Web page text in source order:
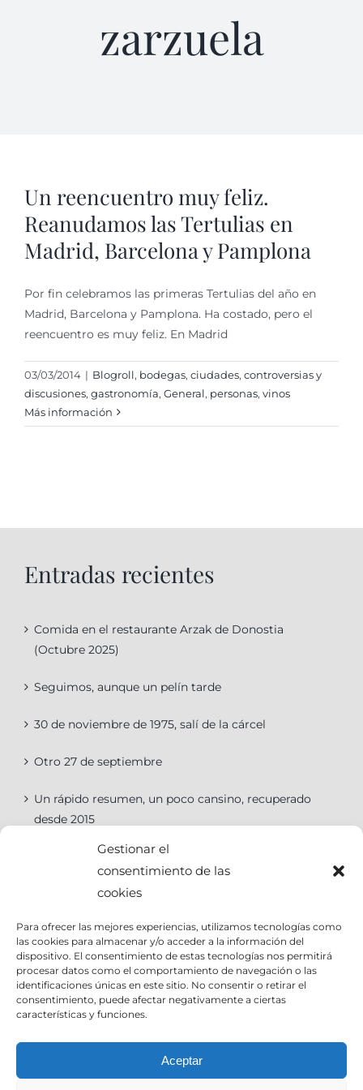
Gestionar el
consentimiento de las
cookies
Para ofrecer las mejores experiencias, utilizamos tecnologías como
las cookies para almacenar y/o acceder a la información del
dispositivo. El consentimiento de estas tecnologías nos permitirá
procesar datos como el comportamiento de navegación o las
identificaciones únicas en este sitio. No consentir o retirar el
consentimiento, puede afectar negativamente a ciertas
características y funciones.
Aceptar
zarzuela
Un reencuentro muy feliz.
Reanudamos las Tertulias en
Madrid, Barcelona y Pamplona
Por fin celebramos las primeras Tertulias del año en
Madrid, Barcelona y Pamplona. Ha costado, pero el
reencuentro es muy feliz. En Madrid
03/03/2014 | Blogroll, bodegas, ciudades, controversias y
discusiones, gastronomí­a, General, personas, vinos
Más información
Entradas recientes
Comida en el restaurante Arzak de Donostia
(Octubre 2025)
Seguimos, aunque un pelín tarde
30 de noviembre de 1975, salí de la cárcel
Otro 27 de septiembre
Un rápido resumen, un poco cansino, recuperado
desde 2015
Categorías
Categorías
Contact Info